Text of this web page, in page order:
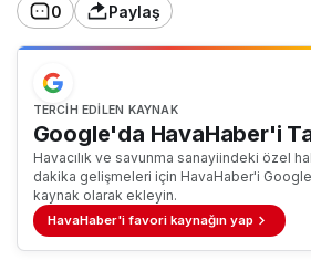
0 Paylaş
TERCIH EDILEN KAYNAK
Google'da HavaHaber'i
Havacılık ve savunma sanayiindeki özel
dakika gelişmeleri için HavaHaber'i
kaynak olarak ekleyin.
HavaHaber'i favori kaynağın yap